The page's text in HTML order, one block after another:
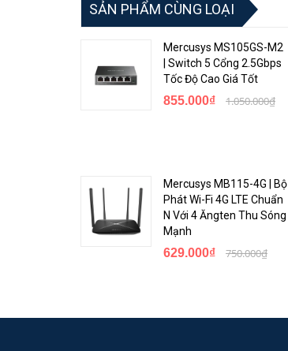
SẢN PHẨM CÙNG LOẠI
Mercusys MS105GS-M2
| Switch 5 Cổng 2.5Gbps
Tốc Độ Cao Giá Tốt
855.000₫ 1.050.000₫
Mercusys MB115-4G | Bộ
Phát Wi-Fi 4G LTE Chuẩn
N Với 4 Ăngten Thu Sóng
Mạnh
629.000₫ 750.000₫